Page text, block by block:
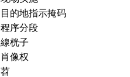
目的地指示掩码
程序分段
線桄子
肖像权
苕